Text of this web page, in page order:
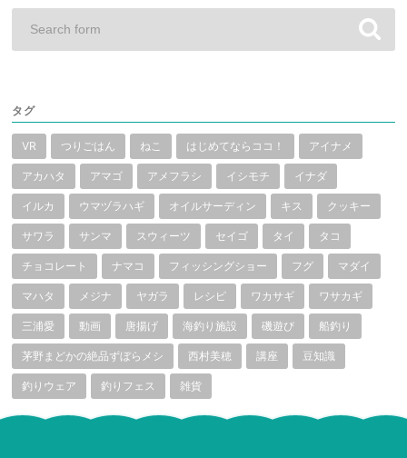
タグ
VR つりごはん ねこ はじめてならココ！ アイナメ
アカハタ アマゴ アメフラシ イシモチ イナダ
イルカ ウマヅラハギ オイルサーディン キス クッキー
サワラ サンマ スウィーツ セイゴ タイ タコ
チョコレート ナマコ フィッシングショー フグ マダイ
マハタ メジナ ヤガラ レシピ ワカサギ ワサカギ
三浦愛 動画 唐揚げ 海釣り施設 磯遊び 船釣り
茅野まどかの絶品ずぼらメシ 西村美穂 講座 豆知識
釣りウェア 釣りフェス 雑貨